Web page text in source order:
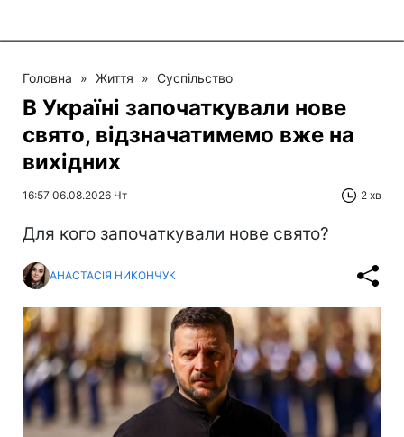
Головна » Життя » Суспільство
В Україні започаткували нове
свято, відзначатимемо вже на
вихідних
16:57 06.08.2026 Чт 2 хв
Для кого започаткували нове свято?
АНАСТАСІЯ НИКОНЧУК